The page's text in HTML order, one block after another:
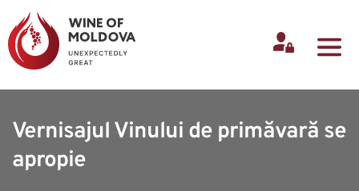
Vernisajul Vinului de primăvară se
apropie